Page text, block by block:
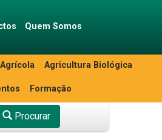
Quem Somos
Agricultura Biológica
Formação
Procurar